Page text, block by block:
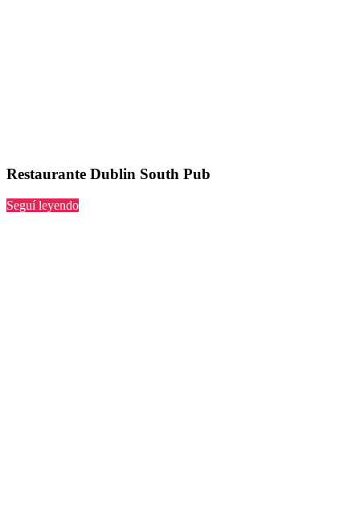
Restaurante Dublin South Pub
Seguí leyendo“Dublin